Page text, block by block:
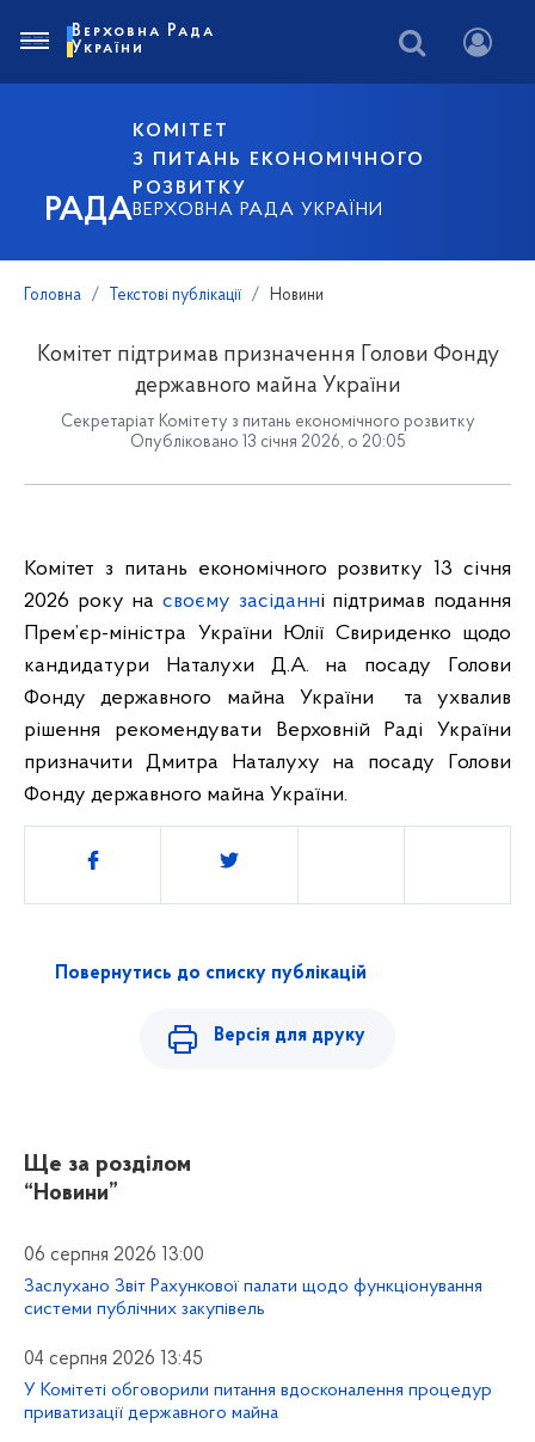
РАДА
КОМІТЕТ
З ПИТАНЬ ЕКОНОМІЧНОГО
РОЗВИТКУ
ВЕРХОВНА РАДА УКРАЇНИ
Верховна Рада
України
Головна Текстові публікації Новини
Комітет підтримав призначення Голови Фонду
державного майна України
Секретаріат Комітету з питань економічного розвитку
Опубліковано 13 січня 2026, о 20:05
Комітет з питань економічного розвитку 13 січня
2026 року на своєму засіданні підтримав подання
Прем’єр-міністра України Юлії Свириденко щодо
кандидатури Наталухи Д.А. на посаду Голови
Фонду державного майна України
та ухвалив
рішення рекомендувати Верховній Раді України
призначити Дмитра Наталуху на посаду Голови
Фонду державного майна України.
Поділитись
Повернутись до списку публікацій
Версія для друку
Ще за розділом
“Новини”
06 серпня 2026 13:00
Заслухано Звіт Рахункової палати щодо функціонування
системи публічних закупівель
04 серпня 2026 13:45
У Комітеті обговорили питання вдосконалення процедур
приватизації державного майна